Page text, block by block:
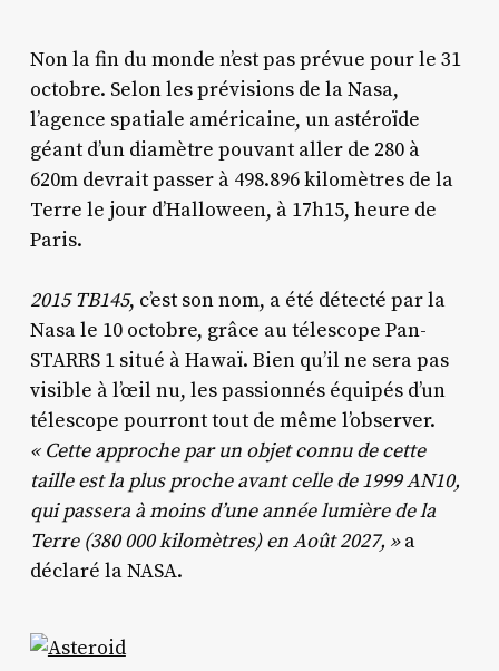
Non la fin du monde n’est pas prévue pour le 31
octobre. Selon les prévisions de la Nasa,
l’agence spatiale américaine, un astéroïde
géant d’un diamètre pouvant aller de 280 à
620m devrait passer à 498.896 kilomètres de la
Terre le jour d’Halloween, à 17h15, heure de
Paris.
2015 TB145, c’est son nom, a été détecté par la
Nasa le 10 octobre, grâce au télescope Pan-
STARRS 1 situé à Hawaï. Bien qu’il ne sera pas
visible à l’œil nu, les passionnés équipés d’un
télescope pourront tout de même l’observer.
« Cette approche par un objet connu de cette
taille est la plus proche avant celle de 1999 AN10,
qui passera à moins d’une année lumière de la
Terre (380 000 kilomètres) en Août 2027, »a
déclaré la NASA.